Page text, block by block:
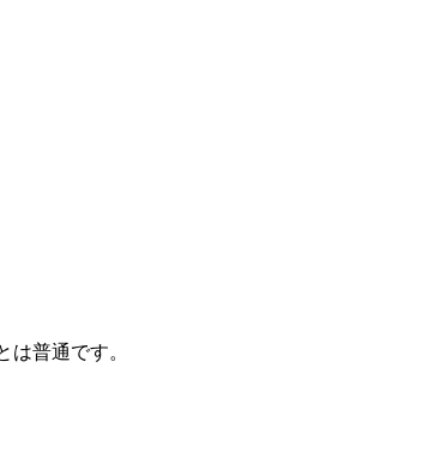
普通です。